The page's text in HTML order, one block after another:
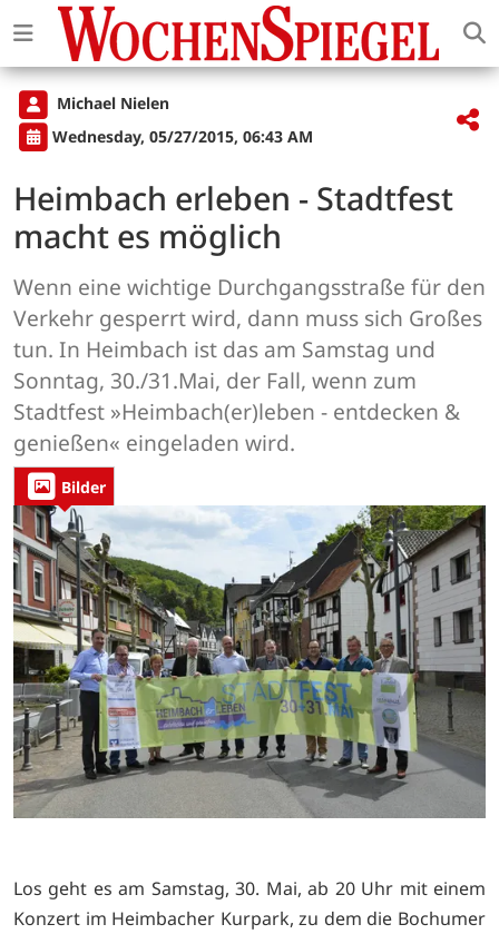
Michael Nielen
Wednesday, 05/27/2015, 06:43 AM
Heimbach erleben - Stadtfest
macht es möglich
Wenn eine wichtige Durchgangsstraße für den
Verkehr gesperrt wird, dann muss sich Großes
tun. In Heimbach ist das am Samstag und
Sonntag, 30./31.Mai, der Fall, wenn zum
Stadtfest »Heimbach(er)leben - entdecken &
genießen« eingeladen wird.
Bilder
Los geht es am Samstag, 30. Mai, ab 20 Uhr mit einem
Konzert im Heimbacher Kurpark, zu dem die Bochumer